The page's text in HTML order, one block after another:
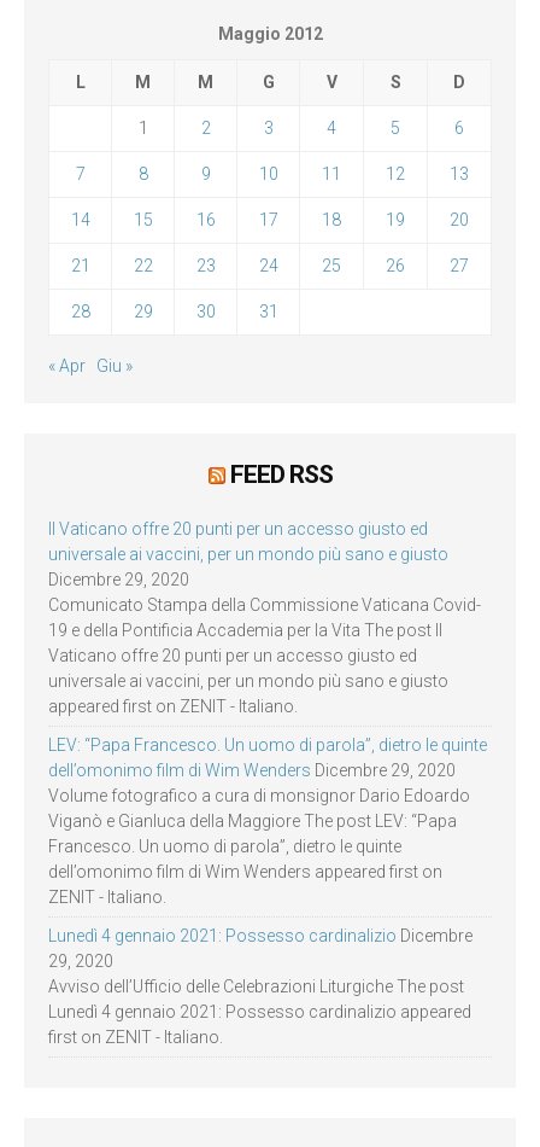
Maggio 2012
L M M G V S D
1 2 3 4 5 6
7 8 9 10 11 12 13
14 15 16 17 18 19 20
21 22 23 24 25 26 27
28 29 30 31
« Apr Giu »
FEED RSS
Il Vaticano offre 20 punti per un accesso giusto ed
universale ai vaccini, per un mondo più sano e giusto
Dicembre 29, 2020
Comunicato Stampa della Commissione Vaticana Covid-
19 e della Pontificia Accademia per la Vita The post Il
Vaticano offre 20 punti per un accesso giusto ed
universale ai vaccini, per un mondo più sano e giusto
appeared first on ZENIT - Italiano.
LEV: “Papa Francesco. Un uomo di parola”, dietro le quinte
dell’omonimo film di Wim Wenders Dicembre 29, 2020
Volume fotografico a cura di monsignor Dario Edoardo
Viganò e Gianluca della Maggiore The post LEV: “Papa
Francesco. Un uomo di parola”, dietro le quinte
dell’omonimo film di Wim Wenders appeared first on
ZENIT - Italiano.
Lunedì 4 gennaio 2021: Possesso cardinalizio Dicembre
29, 2020
Avviso dell’Ufficio delle Celebrazioni Liturgiche The post
Lunedì 4 gennaio 2021: Possesso cardinalizio appeared
first on ZENIT - Italiano.